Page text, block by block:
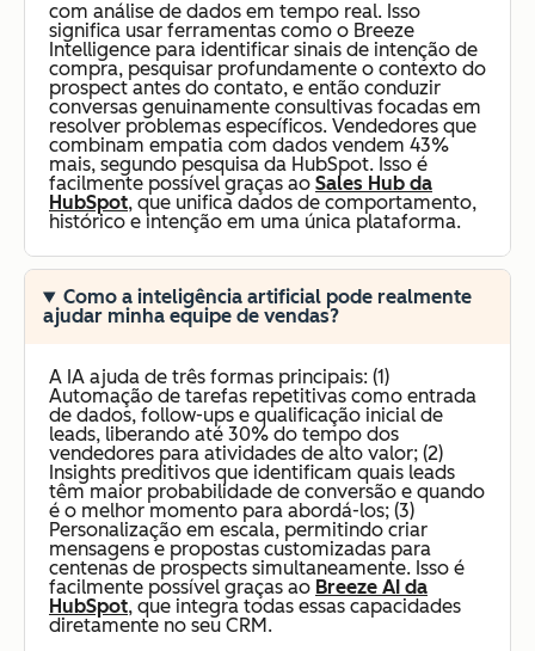
com análise de dados em tempo real. Isso
significa usar ferramentas como o Breeze
Intelligence para identificar sinais de intenção de
compra, pesquisar profundamente o contexto do
prospect antes do contato, e então conduzir
conversas genuinamente consultivas focadas em
resolver problemas específicos. Vendedores que
combinam empatia com dados vendem 43%
mais, segundo pesquisa da HubSpot. Isso é
facilmente possível graças ao Sales Hub da
HubSpot, que unifica dados de comportamento,
histórico e intenção em uma única plataforma.
Como a inteligência artificial pode realmente
ajudar minha equipe de vendas?
A IA ajuda de três formas principais: (1)
Automação de tarefas repetitivas como entrada
de dados, follow-ups e qualificação inicial de
leads, liberando até 30% do tempo dos
vendedores para atividades de alto valor; (2)
Insights preditivos que identificam quais leads
têm maior probabilidade de conversão e quando
é o melhor momento para abordá-los; (3)
Personalização em escala, permitindo criar
mensagens e propostas customizadas para
centenas de prospects simultaneamente. Isso é
facilmente possível graças ao Breeze AI da
HubSpot, que integra todas essas capacidades
diretamente no seu CRM.